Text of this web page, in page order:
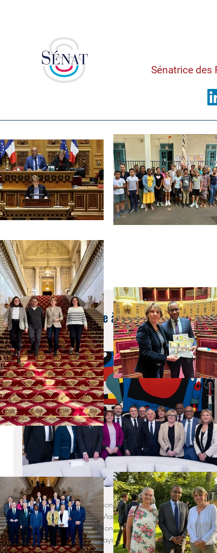
Sénatrice des
🤝 Temps d'échange à l'Élysée avec le
le groupe RDPI
13 déc. 2024
Cette semaine, j'ai eu l'honneur de participer à un
République, Emmanuel Macron, en compagnie des
d'échange a été l'occasion d'aborder les sujets majeurs
défis à venir pour notre pays 🌍